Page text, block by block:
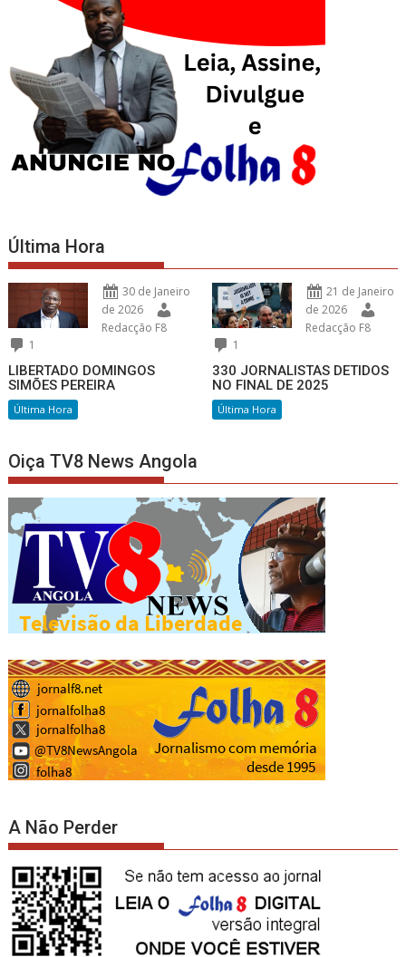
Última Hora
30 de Janeiro
de 2026
Redacção F8
1
LIBERTADO DOMINGOS
SIMÕES PEREIRA
Última Hora
21 de Janeiro
de 2026
Redacção F8
1
330 JORNALISTAS DETIDOS
NO FINAL DE 2025
Última Hora
Oiça TV8 News Angola
A Não Perder